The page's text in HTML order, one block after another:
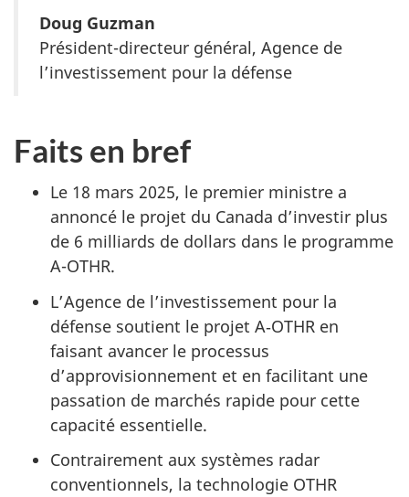
Doug Guzman
Président-directeur général, Agence de
l’investissement pour la défense
Faits en bref
Le 18 mars 2025, le premier ministre a
annoncé le projet du Canada d’investir plus
de 6 milliards de dollars dans le programme
A-OTHR.
L’Agence de l’investissement pour la
défense soutient le projet A‑OTHR en
faisant avancer le processus
d’approvisionnement et en facilitant une
passation de marchés rapide pour cette
capacité essentielle.
Contrairement aux systèmes radar
conventionnels, la technologie OTHR